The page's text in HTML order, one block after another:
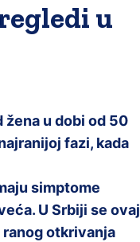
u
žena u dobi od 50
fazi, kada
simptome
U Srbiji se ovaj
ranog otkrivanja